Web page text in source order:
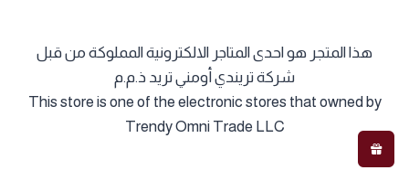
هذا المتجر هو احدى المتاجر الالكترونية المملوكة من قبل
شركة تريندي أومني تريد ذ.م.م
This store is one of the electronic stores that owned by
Trendy Omni Trade LLC